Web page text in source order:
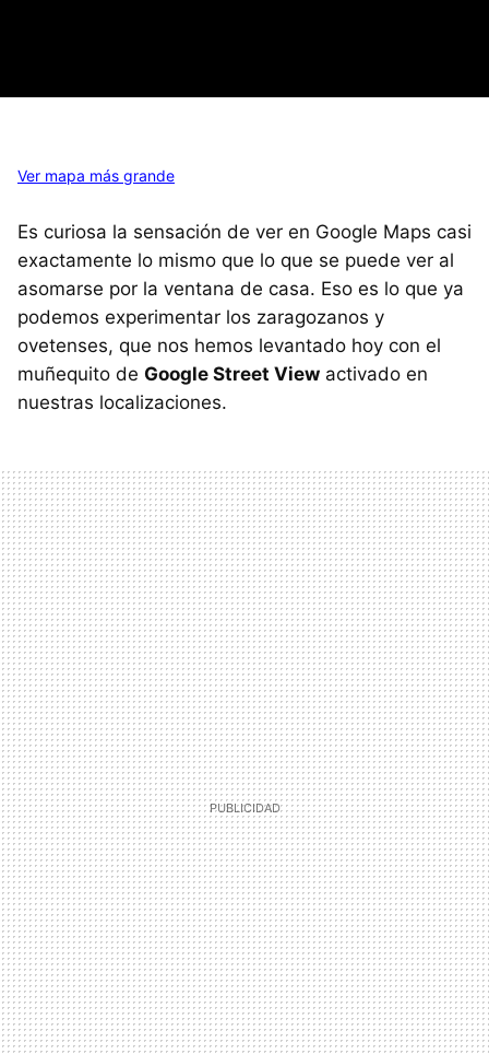
Ver mapa más grande
Es curiosa la sensación de ver en Google Maps casi
exactamente lo mismo que lo que se puede ver al
asomarse por la ventana de casa. Eso es lo que ya
podemos experimentar los zaragozanos y
ovetenses, que nos hemos levantado hoy con el
muñequito de Google Street View activado en
nuestras localizaciones.